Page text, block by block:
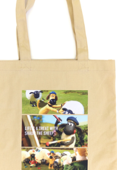
the Sheep
Official
Shop